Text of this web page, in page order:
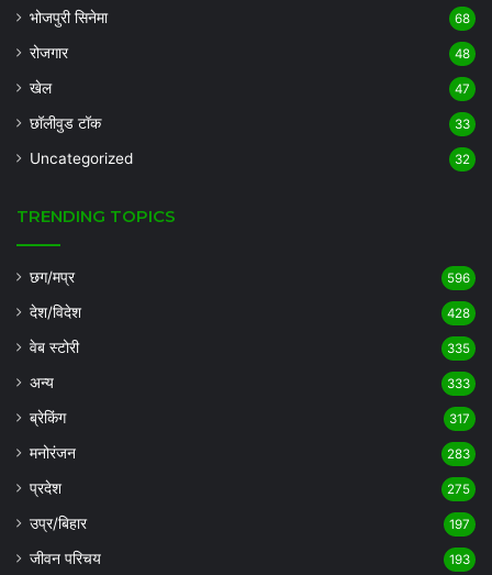
भोजपुरी सिनेमा 68
रोजगार 48
खेल 47
छॉलीवुड टॉक 33
Uncategorized 32
TRENDING TOPICS
छग/मप्र 596
देश/विदेश 428
वेब स्टोरी 335
अन्य 333
ब्रेकिंग 317
मनोरंजन 283
प्रदेश 275
उप्र/बिहार 197
जीवन परिचय 193